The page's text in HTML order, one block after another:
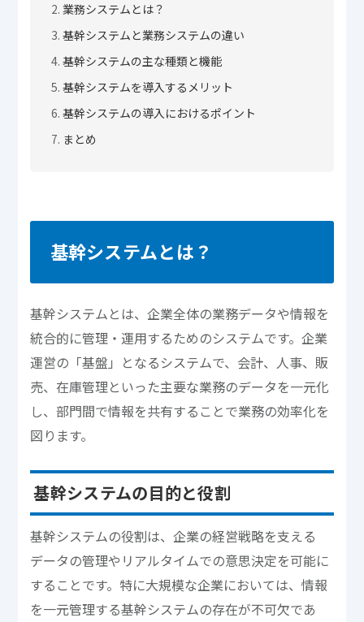
業務システムとは？
基幹システムと業務システムの違い
基幹システムの主な種類と機能
基幹システムを導入するメリット
基幹システムの導入におけるポイント
まとめ
基幹システムとは？
基幹システムとは、企業全体の業務データや情報を
統合的に管理・運用するためのシステムです。企業
運営の「基盤」となるシステムで、会計、人事、販
売、在庫管理といった主要な業務のデータを一元化
し、部門間で情報を共有することで業務の効率化を
図ります。
基幹システムの目的と役割
基幹システムの役割は、企業の経営戦略を支える
データの管理やリアルタイムでの意思決定を可能に
することです。特に大規模な企業においては、情報
を一元管理する基幹システムの存在が不可欠であ